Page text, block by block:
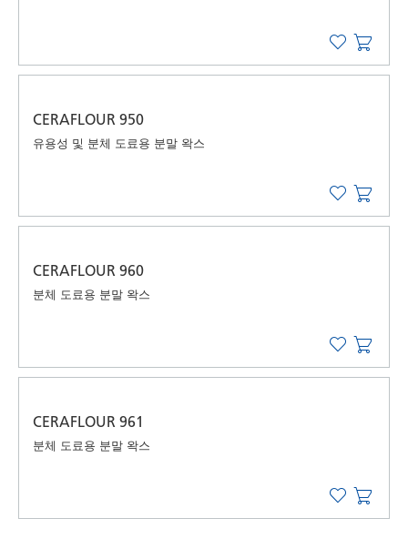
CERAFLOUR 950
유용성 및 분체 도료용 분말 왁스
CERAFLOUR 960
분체 도료용 분말 왁스
CERAFLOUR 961
분체 도료용 분말 왁스